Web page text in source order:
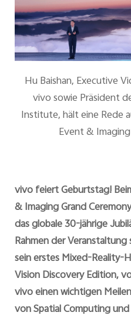
Hu Baishan, Executive
vivo sowie Präsident
Institute, hält eine Rede
Event &
vivo feiert Geburtstag!
& Imaging Grand
das globale 30-jährige
Rahmen der
sein erstes Mixed-Reality-
Vision Discovery Edition,
vivo einen wichtigen
von Spatial Computing